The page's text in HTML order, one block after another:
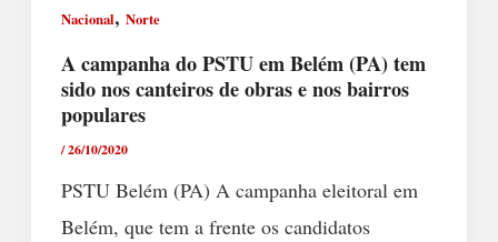
Nacional, Norte
A campanha do PSTU em Belém (PA) tem
sido nos canteiros de obras e nos bairros
populares
/26/10/2020
PSTU Belém (PA) A campanha eleitoral em
Belém, que tem a frente os candidatos